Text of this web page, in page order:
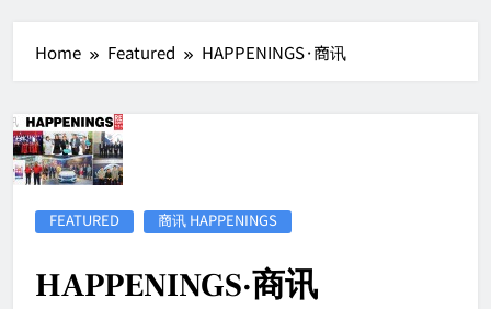
Home Featured HAPPENINGS·商讯
FEATURED 商讯 HAPPENINGS
HAPPENINGS·商讯